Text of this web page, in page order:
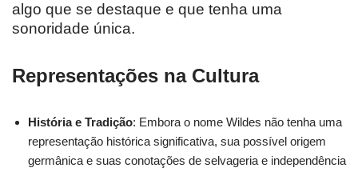
algo que se destaque e que tenha uma
sonoridade única.
Representações na Cultura
História e Tradição: Embora o nome Wildes não tenha uma
representação histórica significativa, sua possível origem
germânica e suas conotações de selvageria e independência